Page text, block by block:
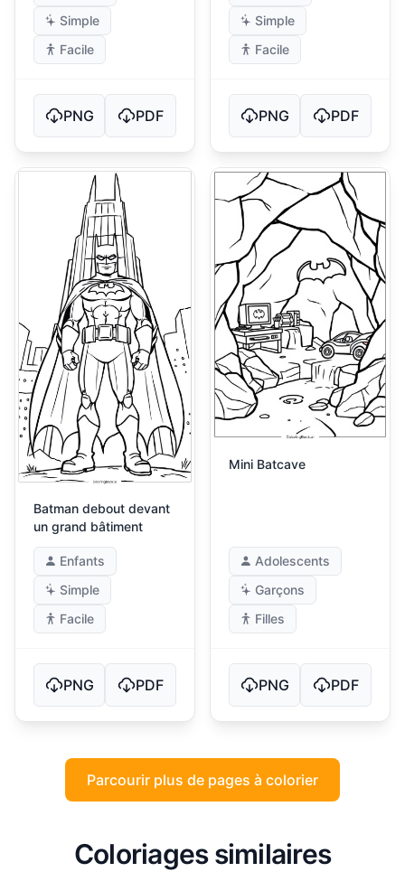
Simple
Facile
PNG PDF
Simple
Facile
PNG PDF
Batman debout devant
un grand bâtiment
Enfants
Simple
Facile
PNG PDF
Mini Batcave
Adolescents
Garçons
Filles
PNG PDF
Parcourir plus de pages à colorier
Coloriages similaires